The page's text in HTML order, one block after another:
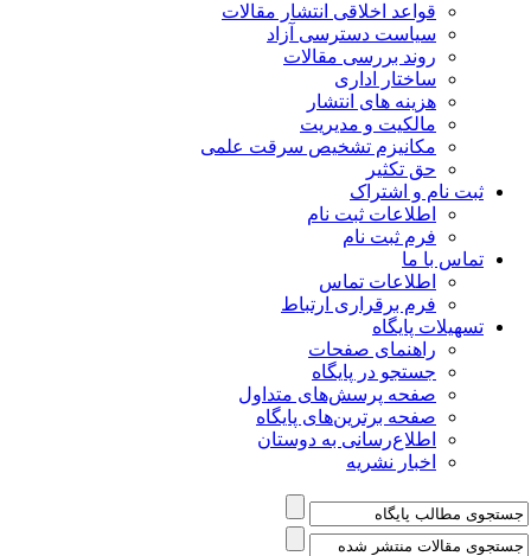
قواعد اخلاقی انتشار مقالات
سیاست دسترسی آزاد
روند بررسی مقالات
ساختار اداری
هزینه های انتشار
مالکیت و مدیریت
ﻣﮑﺎﻧﯿﺰم ﺗﺸﺨﯿﺺ ﺳﺮﻗﺖ ﻋﻠﻤﯽ
حق تکثیر
نام و اشتراک
اطلاعات ثبت نام
فرم ثبت نام
با ما
اطلاعات تماس
فرم برقراری ارتباط
پایگاه
راهنمای صفحات
جستجو در پایگاه
صفحه پرسش‌های متداول
صفحه برترین‌های پایگاه
اطلاع‌رسانی به دوستان
اخبار نشریه